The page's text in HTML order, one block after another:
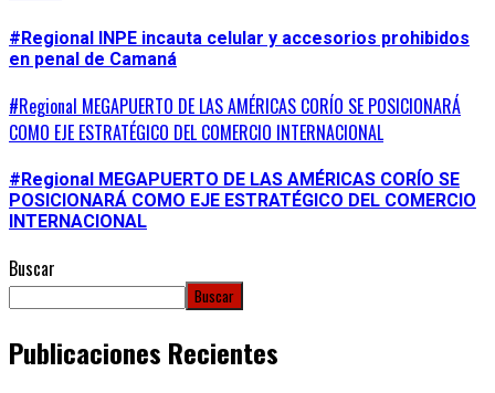
#Regional INPE incauta celular y accesorios prohibidos
en penal de Camaná
#Regional MEGAPUERTO DE LAS AMÉRICAS CORÍO SE POSICIONARÁ
COMO EJE ESTRATÉGICO DEL COMERCIO INTERNACIONAL
#Regional MEGAPUERTO DE LAS AMÉRICAS CORÍO SE
POSICIONARÁ COMO EJE ESTRATÉGICO DEL COMERCIO
INTERNACIONAL
Buscar
Buscar
Publicaciones Recientes